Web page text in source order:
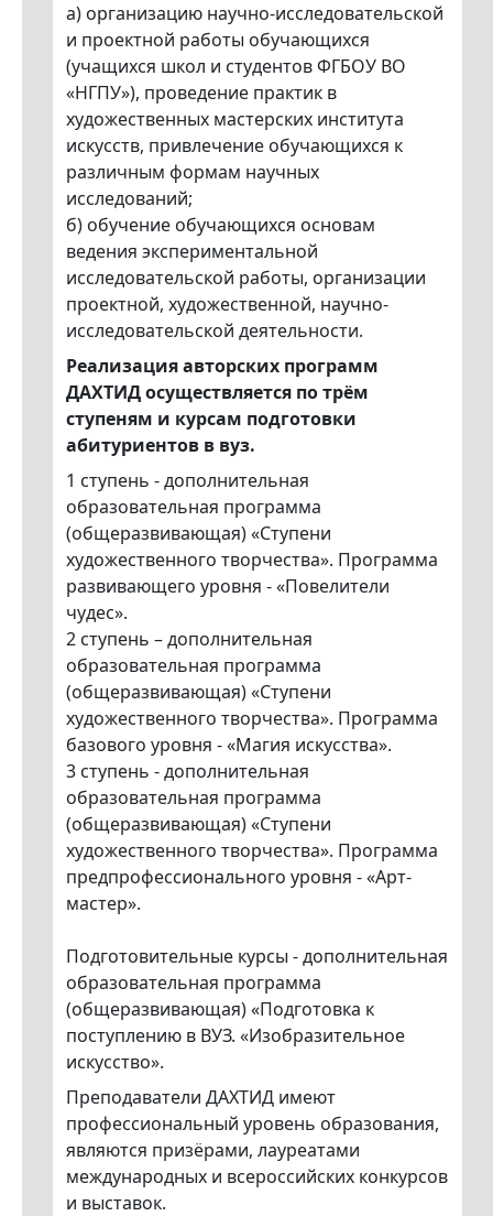
а) организацию научно-исследовательской
и проектной работы обучающихся
(учащихся школ и студентов ФГБОУ ВО
«НГПУ»), проведение практик в
художественных мастерских института
искусств, привлечение обучающихся к
различным формам научных
исследований;
б) обучение обучающихся основам
ведения экспериментальной
исследовательской работы, организации
проектной, художественной, научно-
исследовательской деятельности.
Реализация авторских программ
ДАХТИД осуществляется по трём
ступеням и курсам подготовки
абитуриентов в вуз.
1 ступень - дополнительная
образовательная программа
(общеразвивающая) «Ступени
художественного творчества». Программа
развивающего уровня - «Повелители
чудес».
2 ступень – дополнительная
образовательная программа
(общеразвивающая) «Ступени
художественного творчества». Программа
базового уровня - «Магия искусства».
3 ступень - дополнительная
образовательная программа
(общеразвивающая) «Ступени
художественного творчества». Программа
предпрофессионального уровня - «Арт-
мастер».
Подготовительные курсы - дополнительная
образовательная программа
(общеразвивающая) «Подготовка к
поступлению в ВУЗ. «Изобразительное
искусство».
Преподаватели ДАХТИД имеют
профессиональный уровень образования,
являются призёрами, лауреатами
международных и всероссийских конкурсов
и выставок.